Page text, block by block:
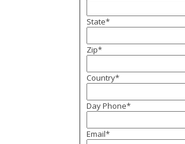
State*
Zip*
Country*
Day Phone*
Email*